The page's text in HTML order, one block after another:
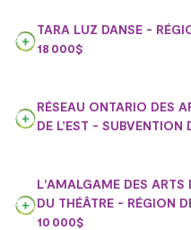
TARA LUZ DANSE -
18 000$
RÉSEAU ONTARIO DES
DE L’EST - SUBVENTION
L'AMALGAME DES ARTS
DU THÉÂTRE - RÉGION
10 000$